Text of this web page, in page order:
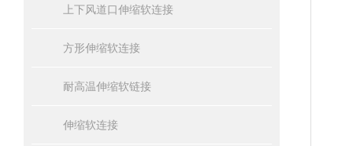
上下风道口伸缩软连接
方形伸缩软连接
耐高温伸缩软链接
伸缩软连接